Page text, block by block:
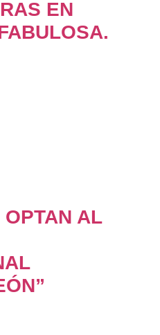
EN
AL